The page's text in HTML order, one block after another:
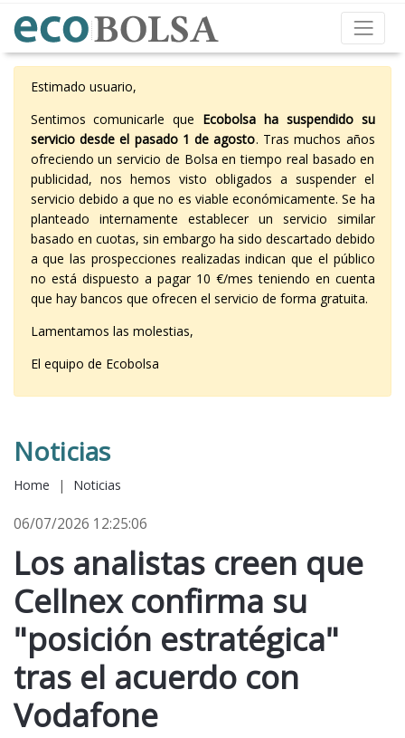
Estimado usuario,
Sentimos comunicarle que Ecobolsa ha suspendido su
servicio desde el pasado 1 de agosto. Tras muchos años
ofreciendo un servicio de Bolsa en tiempo real basado en
publicidad, nos hemos visto obligados a suspender el
servicio debido a que no es viable económicamente. Se ha
planteado internamente establecer un servicio similar
basado en cuotas, sin embargo ha sido descartado debido
a que las prospecciones realizadas indican que el público
no está dispuesto a pagar 10 €/mes teniendo en cuenta
que hay bancos que ofrecen el servicio de forma gratuita.
Lamentamos las molestias,
El equipo de Ecobolsa
Noticias
Home | Noticias
06/07/2026 12:25:06
Los analistas creen que
Cellnex confirma su
"posición estratégica"
tras el acuerdo con
Vodafone